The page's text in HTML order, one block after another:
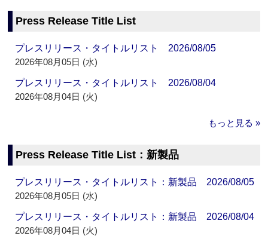
Press Release Title List
プレスリリース・タイトルリスト 2026/08/05
2026年08月05日 (水)
プレスリリース・タイトルリスト 2026/08/04
2026年08月04日 (火)
もっと見る »
Press Release Title List：新製品
プレスリリース・タイトルリスト：新製品 2026/08/05
2026年08月05日 (水)
プレスリリース・タイトルリスト：新製品 2026/08/04
2026年08月04日 (火)